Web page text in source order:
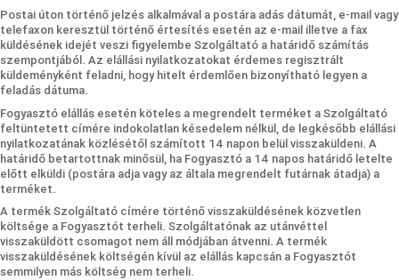
Postai úton történő jelzés alkalmával a postára adás dátumát, e-mail vagy
telefaxon keresztül történő értesítés esetén az e-mail illetve a fax
küldésének idejét veszi figyelembe Szolgáltató a határidő számítás
szempontjából. Az elállási nyilatkozatokat érdemes regisztrált
küldeményként feladni, hogy hitelt érdemlően bizonyítható legyen a
feladás dátuma.
Fogyasztó elállás esetén köteles a megrendelt terméket a Szolgáltató
feltüntetett címére indokolatlan késedelem nélkül, de legkésőbb elállási
nyilatkozatának közlésétől számított 14 napon belül visszaküldeni. A
határidő betartottnak minősül, ha Fogyasztó a 14 napos határidő letelte
előtt elküldi (postára adja vagy az általa megrendelt futárnak átadja) a
terméket.
A termék Szolgáltató címére történő visszaküldésének közvetlen
költsége a Fogyasztót terheli. Szolgáltatónak az utánvéttel
visszaküldött csomagot nem áll módjában átvenni. A termék
visszaküldésének költségén kívül az elállás kapcsán a Fogyasztót
semmilyen más költség nem terheli.